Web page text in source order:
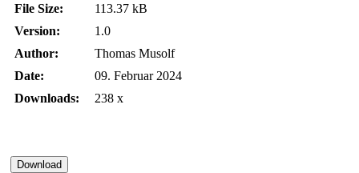
File Size:
113.37 kB
Version:
1.0
Author:
Thomas Musolf
Date:
09. Februar 2024
Downloads:
238 x